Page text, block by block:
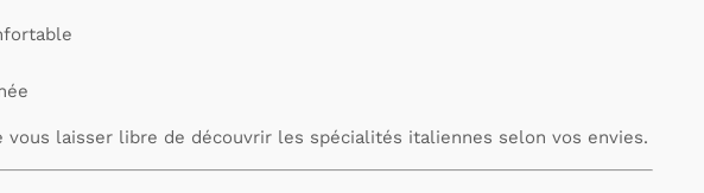
vous laisser libre de découvrir les spécialités italiennes selon vos envies.